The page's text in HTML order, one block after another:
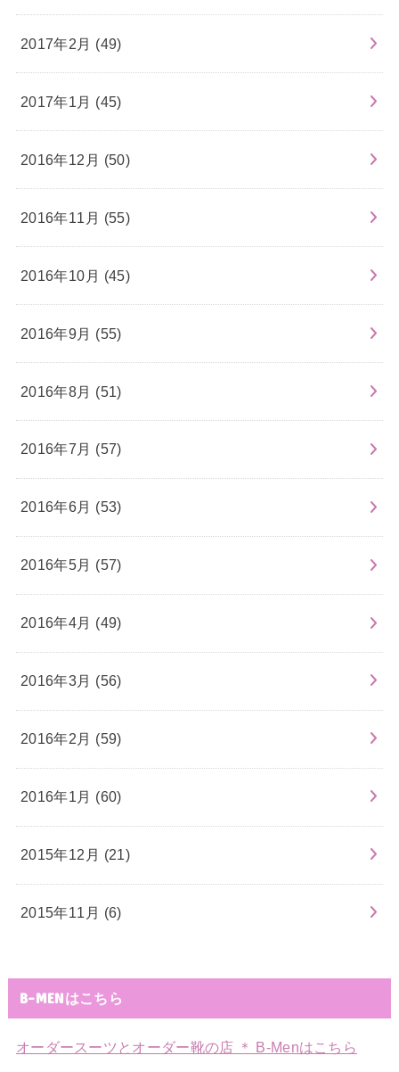
2017年2月 (49)
2017年1月 (45)
2016年12月 (50)
2016年11月 (55)
2016年10月 (45)
2016年9月 (55)
2016年8月 (51)
2016年7月 (57)
2016年6月 (53)
2016年5月 (57)
2016年4月 (49)
2016年3月 (56)
2016年2月 (59)
2016年1月 (60)
2015年12月 (21)
2015年11月 (6)
B-MENはこちら
オーダースーツとオーダー靴の店 ＊ B-Menはこちら